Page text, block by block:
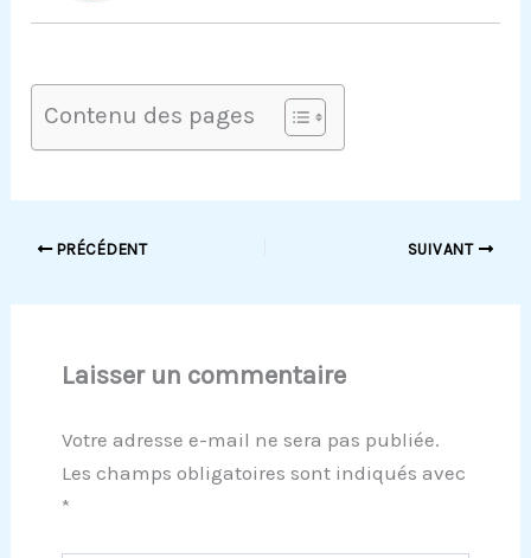
Contenu des pages
PRÉCÉDENT SUIVANT
Laisser un commentaire
Votre adresse e-mail ne sera pas publiée.
Les champs obligatoires sont indiqués avec
*